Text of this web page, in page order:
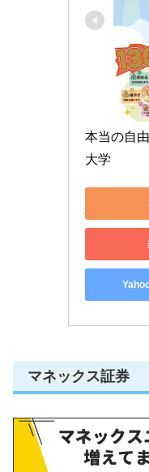
本当の自
大学
マネックス証券